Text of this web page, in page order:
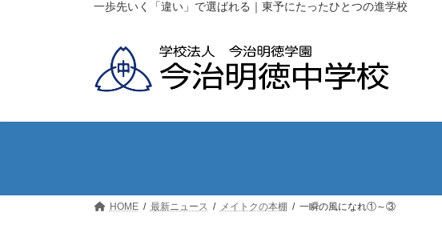
キ
に
一歩先いく「違い」で選ばれる｜東予にたったひとつの進学校
HOME 最新ニュース メイトクの本棚 一瞬の風になれ①～③